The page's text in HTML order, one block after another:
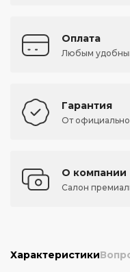
Оплата
Любым
Гарантия
От
О компании
Салон
Характеристики